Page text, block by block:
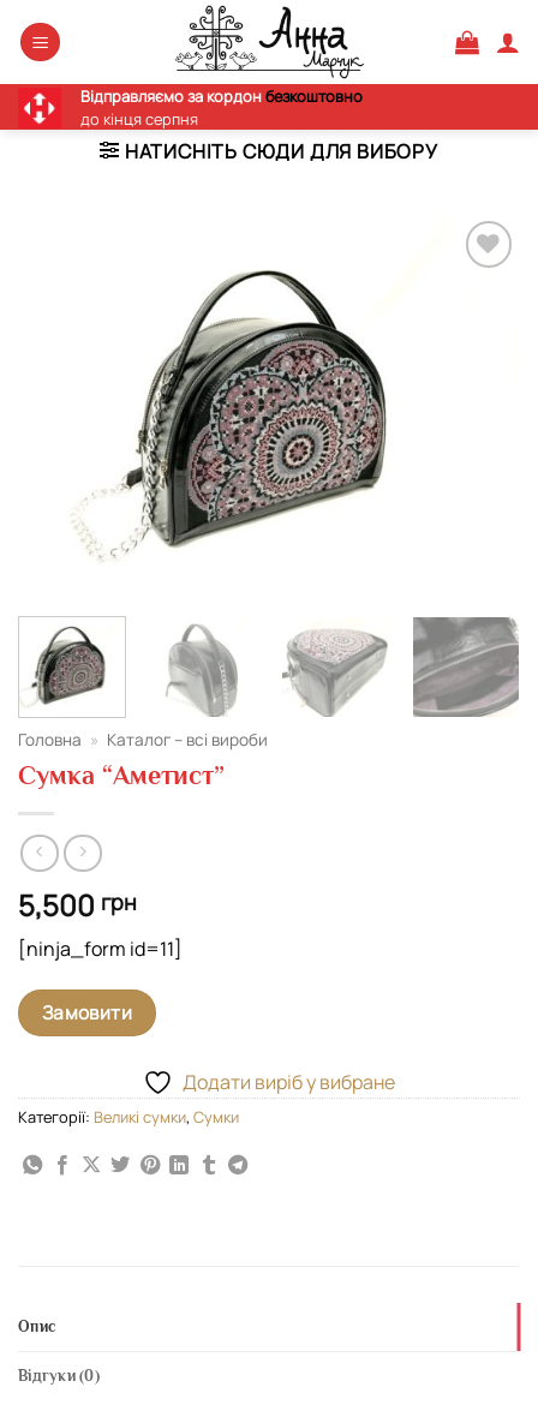
Відправляємо за кордонбезкоштовно
до кінця серпня
НАТИСНІТЬ СЮДИ ДЛЯ ВИБОРУ
Головна » Каталог – всі вироби
Сумка “Аметист”
5,500 грн
[ninja_form id=11]
Замовити
Додати виріб у вибране
Категорії: Великі сумки, Сумки
Опис
Відгуки (0)